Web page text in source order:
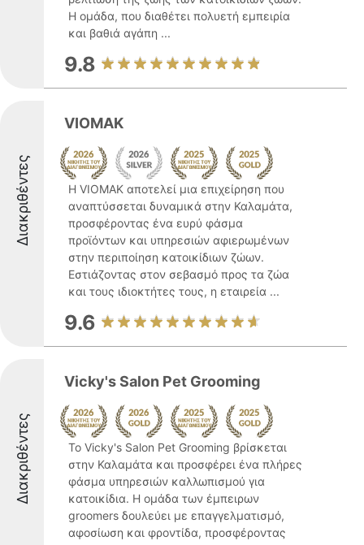
Η ομάδα, που διαθέτει πολυετή εμπειρία
και βαθιά αγάπη ...
9.8
Διακριθέντες
VIOMAK
Η VIOMAK αποτελεί μια επιχείρηση που
αναπτύσσεται δυναμικά στην Καλαμάτα,
προσφέροντας ένα ευρύ φάσμα
προϊόντων και υπηρεσιών αφιερωμένων
στην περιποίηση κατοικίδιων ζώων.
Εστιάζοντας στον σεβασμό προς τα ζώα
και τους ιδιοκτήτες τους, η εταιρεία ...
9.6
Διακριθέντες
Vicky's Salon Pet Grooming
Το Vicky's Salon Pet Grooming βρίσκεται
στην Καλαμάτα και προσφέρει ένα πλήρες
φάσμα υπηρεσιών καλλωπισμού για
κατοικίδια. Η ομάδα των έμπειρων
groomers δουλεύει με επαγγελματισμό,
αφοσίωση και φροντίδα, προσφέροντας